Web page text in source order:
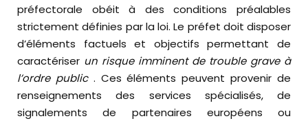
préfectorale obéit à des conditions préalables
strictement définies par la loi. Le préfet doit disposer
d’éléments factuels et objectifs permettant de
caractériser un risque imminent de trouble grave à
l’ordre public . Ces éléments peuvent provenir de
renseignements des services spécialisés, de
signalements de partenaires européens ou